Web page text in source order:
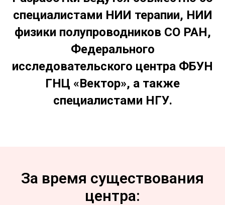
специалистами НИИ терапии, НИИ
физики полупроводников СО РАН,
Федерального
исследовательского центра ФБУН
ГНЦ «Вектор», а также
специалистами НГУ.
За время существования
центра: